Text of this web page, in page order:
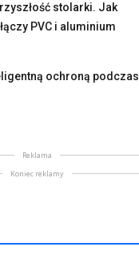
stolarki. Jak
PVC i aluminium
ochroną podczas
Reklama
Koniec reklamy